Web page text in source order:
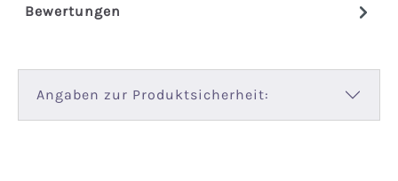
Bewertungen
Angaben zur Produktsicherheit: